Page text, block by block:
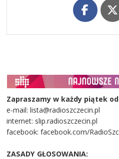
Zapraszamy w każdy piątek od
e-mail: lista@radioszczecin.pl
internet: slip.radioszczecin.pl
facebook: facebook.com/
ZASADY GŁOSOWANIA: